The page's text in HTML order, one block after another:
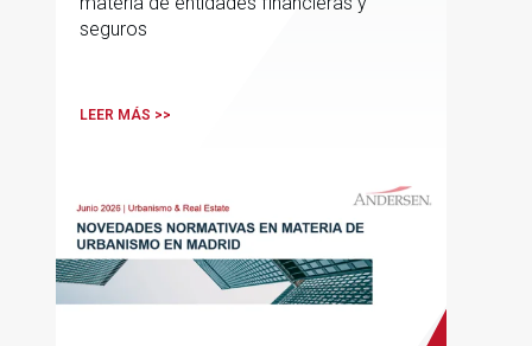
seguros
LEER MÁS >>